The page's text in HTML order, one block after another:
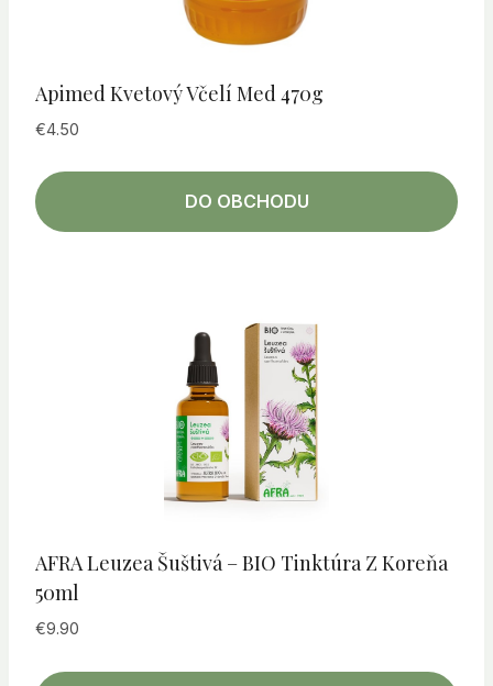
Apimed Kvetový Včelí Med 470g
€4.50
DO OBCHODU
AFRA Leuzea Šuštivá – BIO Tinktúra Z Koreňa
50ml
€9.90